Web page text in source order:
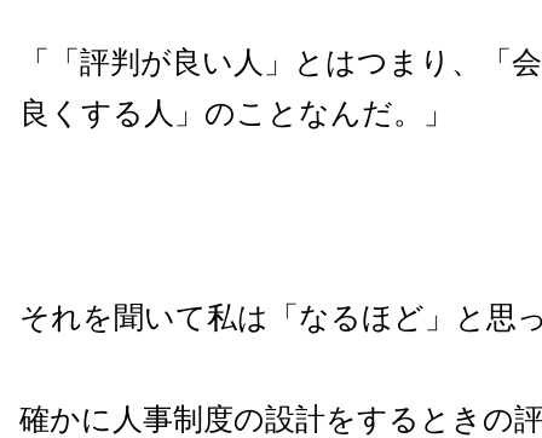
「「評判が良い人」とはつまり、「
良くする人」のことなんだ。」
それを聞いて私は「なるほど」と思
確かに人事制度の設計をするときの